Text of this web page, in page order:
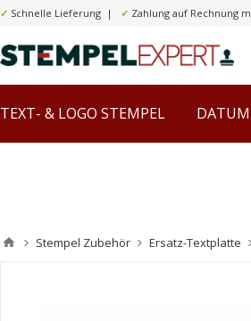
✓ Schnelle Lieferung | ✓ Zahlung auf Rechnung
TEXT- & LOGO STEMPEL
Stempel Zubehör Ersatz-Textplatte